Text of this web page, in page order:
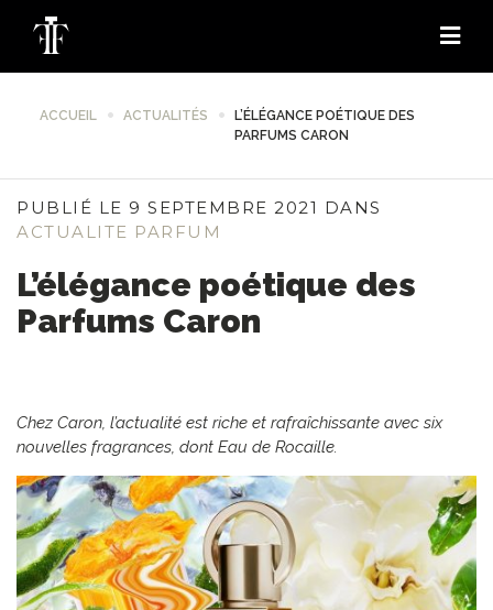
ACCUEIL ACTUALITÉS
L’ÉLÉGANCE POÉTIQUE DES
PARFUMS CARON
PUBLIÉ LE 9 SEPTEMBRE 2021 DANS
ACTUALITE PARFUM
L’élégance poétique des
Parfums Caron
Chez Caron, l’actualité est riche et rafraîchissante avec six
nouvelles fragrances, dont Eau de Rocaille.